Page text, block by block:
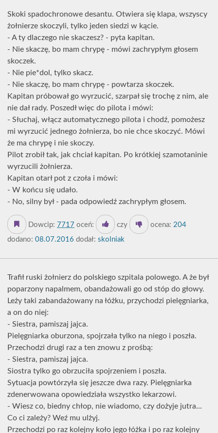
Skoki spadochronowe desantu. Otwiera się klapa, wszyscy
żołnierze skoczyli, tylko jeden siedzi w kącie.
- A ty dlaczego nie skaczesz? - pyta kapitan.
- Nie skaczę, bo mam chrypę - mówi zachrypłym głosem
skoczek.
- Nie pie*dol, tylko skacz.
- Nie skaczę, bo mam chrypę - powtarza skoczek.
Kapitan próbował go wyrzucić, szarpał się trochę z nim, ale
nie dał rady. Poszedł więc do pilota i mówi:
- Słuchaj, włącz automatycznego pilota i chodź, pomożesz
mi wyrzucić jednego żołnierza, bo nie chce skoczyć. Mówi
że ma chrypę i nie skoczy.
Pilot zrobił tak, jak chciał kapitan. Po krótkiej szamotaninie
wyrzucili żołnierza.
Kapitan otarł pot z czoła i mówi:
- W końcu się udało.
- No, silny był - pada odpowiedź zachrypłym głosem.
Dowcip: 7717 oceń: czy ocena: 204
dodano: 08.07.2016 dodał: skolniak
Trafił ruski żołnierz do polskiego szpitala polowego. A że był
poparzony napalmem, obandażowali go od stóp do głowy.
Leży taki zabandażowany na łóżku, przychodzi pielęgniarka,
a on do niej:
- Siestra, pamiszaj jajca.
Pielęgniarka oburzona, spojrzała tylko na niego i poszła.
Przechodzi drugi raz a ten znowu z prośbą:
- Siestra, pamiszaj jajca.
Siostra tylko go obrzuciła spojrzeniem i poszła.
Sytuacja powtórzyła się jeszcze dwa razy. Pielęgniarka
zdenerwowana opowiedziała wszystko lekarzowi.
- Wiesz co, biedny chłop, nie wiadomo, czy dożyje jutra...
Co ci zależy? Weź mu ulżyj.
Przechodzi po raz kolejny koło jego łóżka i po raz kolejny